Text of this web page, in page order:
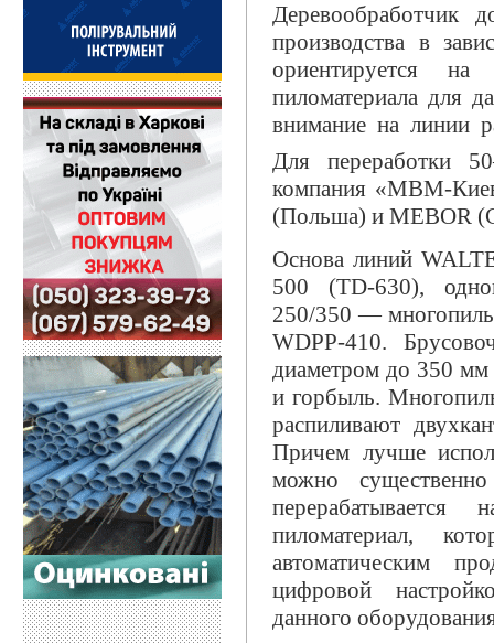
Деревообработчик
производства в
ориентируется на
пиломатериала для
внимание на линии
Для переработки
компания «МВМ-
(Польша) и MEBOR
Основа линий
500 (TD-630),
250/350 —
WDPP-410.
диаметром до 350
и горбыль.
распиливают
Причем лучше
можно
пиломатериал,
автоматическим
цифровой
данного